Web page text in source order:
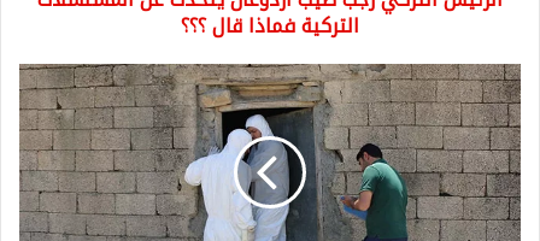
التركية فماذا قال ؟؟؟
حجر
صحي
على
9
مواطنين
سوريين
في